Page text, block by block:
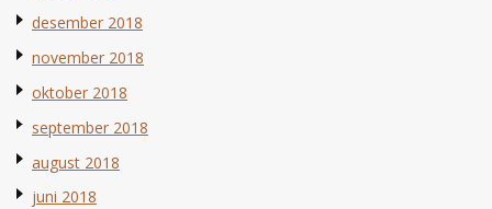
desember 2018
november 2018
oktober 2018
september 2018
august 2018
juni 2018